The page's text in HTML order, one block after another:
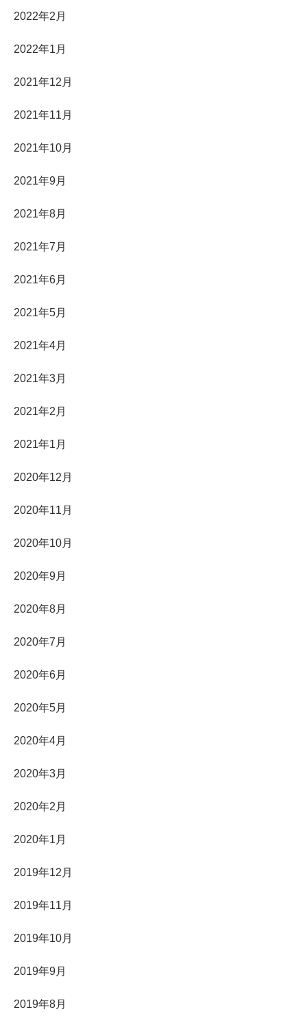
2022年2月
2022年1月
2021年12月
2021年11月
2021年10月
2021年9月
2021年8月
2021年7月
2021年6月
2021年5月
2021年4月
2021年3月
2021年2月
2021年1月
2020年12月
2020年11月
2020年10月
2020年9月
2020年8月
2020年7月
2020年6月
2020年5月
2020年4月
2020年3月
2020年2月
2020年1月
2019年12月
2019年11月
2019年10月
2019年9月
2019年8月